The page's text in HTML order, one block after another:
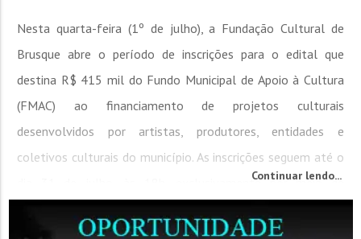
Nesta quarta-feira (1º de julho), a Fundação Cultural de
Brusque abre o período de inscrições para o edital que
destina R$ 415 mil do Fundo Municipal de Apoio à Cultura
(FMAC) ao financiamento de projetos culturais
desenvolvidos por artistas, produtores, entidades e
coletivos culturais do município. As inscrições seguem até o
dia 31 de julho, às 18h, exclusivamente por meio de
Continuar lendo...